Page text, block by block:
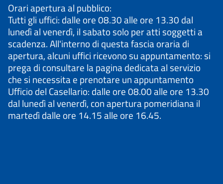
Orari apertura al pubblico:
Tutti gli uffici: dalle ore 08.30 alle ore 13.30 dal
lunedì al venerdì, il sabato solo per atti soggetti a
scadenza. All'interno di questa fascia oraria di
apertura, alcuni uffici ricevono su appuntamento: si
prega di consultare la pagina dedicata al servizio
che si necessita e prenotare un appuntamento
Ufficio del Casellario: dalle ore 08.00 alle ore 13.30
dal lunedì al venerdì, con apertura pomeridiana il
martedì dalle ore 14.15 alle ore 16.45.